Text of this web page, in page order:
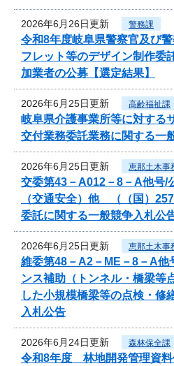
2026年6月26日更新 警務課
令和8年度岐阜県警察官及び
フレット等のデザイン制作委
加業者の公募【選定結果】
2026年6月25日更新 高齢福祉課
岐阜県介護事業所等に対する
交付業務委託業務に関する一
2026年6月25日更新 恵那土木事
交委第43－A012－8－A他号
（交通安全）他 （（国）
委託に関する一般競争入札公
2026年6月25日更新 恵那土木事
維委第48－A2－ME－8－A
ンス補助（トンネル・橋梁等
した小規模橋梁等の点検・修
入札公告
2026年6月24日更新 森林保全課
令和8年度 林地開発管理資料